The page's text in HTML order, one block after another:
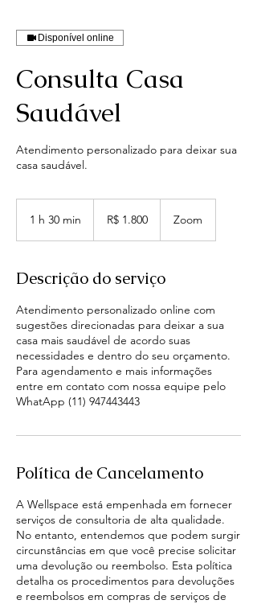
Disponível online
Consulta Casa
Saudável
Atendimento personalizado para deixar sua
casa saudável.
1 h 30 min
i
brasileiros
R$ 1.800 Zoom
Descrição do serviço
Atendimento personalizado online com
sugestões direcionadas para deixar a sua
casa mais saudável de acordo suas
necessidades e dentro do seu orçamento.
Para agendamento e mais informações
entre em contato com nossa equipe pelo
WhatApp (11) 947443443
Política de Cancelamento
A Wellspace está empenhada em fornecer
serviços de consultoria de alta qualidade.
No entanto, entendemos que podem surgir
circunstâncias em que você precise solicitar
uma devolução ou reembolso. Esta política
detalha os procedimentos para devoluções
e reembolsos em compras de serviços de